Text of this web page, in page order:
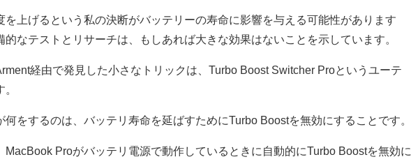
を上げるという私の決断がバッテリーの寿命に影響を与える可能性があります
的なテストとリサーチは、もしあれば大きな効果はないことを示しています。
経由で発見した小さなトリックは、Turbo Boost Switcher Proというユーテ
何をするのは、バッテリ寿命を延ばすためにTurbo Boostを無効にすることです。
MacBook Proがバッテリ電源で動作しているときに自動的にTurbo Boostを無効に